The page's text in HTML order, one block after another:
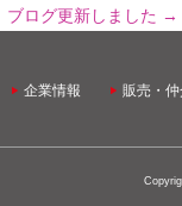
ブログ更新しました →
企業情報 販売・